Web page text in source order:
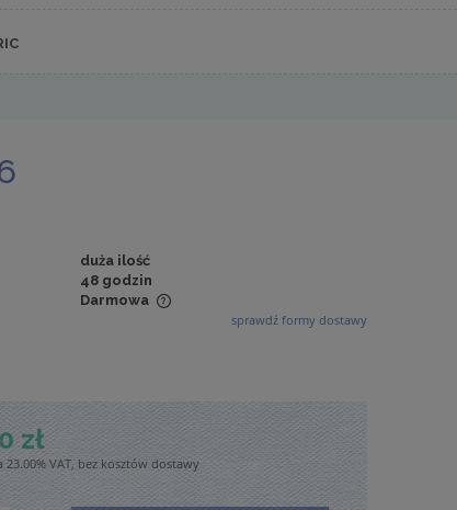
duża ilość
48 godzin
Darmowa
sprawdź formy dostawy
zł
23.00% VAT, bez kosztów dostawy